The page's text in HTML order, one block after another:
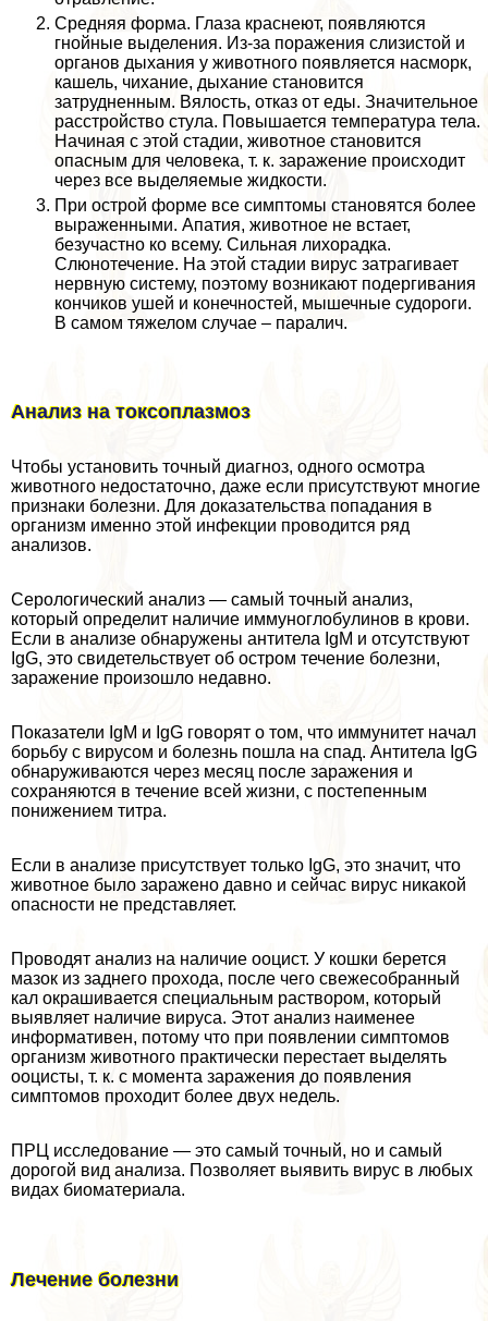
Средняя форма. Глаза краснеют, появляются
гнойные выделения. Из-за поражения слизистой и
органов дыхания у животного появляется насморк,
кашель, чихание, дыхание становится
затрудненным. Вялость, отказ от еды. Значительное
расстройство стула. Повышается температура тела.
Начиная с этой стадии, животное становится
опасным для человека, т. к. заражение происходит
через все выделяемые жидкости.
При острой форме все симптомы становятся более
выраженными. Апатия, животное не встает,
безучастно ко всему. Сильная лихорадка.
Слюнотечение. На этой стадии вирус затрагивает
нервную систему, поэтому возникают подергивания
кончиков ушей и конечностей, мышечные судороги.
В самом тяжелом случае – паралич.
Анализ на токсоплазмоз
Чтобы установить точный диагноз, одного осмотра
животного недостаточно, даже если присутствуют многие
признаки болезни. Для доказательства попадания в
организм именно этой инфекции проводится ряд
анализов.
Серологический анализ — самый точный анализ,
который определит наличие иммуноглобулинов в крови.
Если в анализе обнаружены антитела IgM и отсутствуют
IgG, это свидетельствует об остром течение болезни,
заражение произошло недавно.
Показатели IgM и IgG говорят о том, что иммунитет начал
борьбу с вирусом и болезнь пошла на спад. Антитела IgG
обнаруживаются через месяц после заражения и
сохраняются в течение всей жизни, с постепенным
понижением титра.
Если в анализе присутствует только IgG, это значит, что
животное было заражено давно и сейчас вирус никакой
опасности не представляет.
Проводят анализ на наличие ооцист. У кошки берется
мaзoк из заднего прохода, после чего свежесобранный
кал окрашивается специальным раствором, который
выявляет наличие вируса. Этот анализ наименее
информативен, потому что при появлении симптомов
организм животного пpaктически перестает выделять
ооцисты, т. к. с момента заражения до появления
симптомов проходит более двух недель.
ПРЦ исследование — это самый точный, но и самый
дорогой вид анализа. Позволяет выявить вирус в любых
видах биоматериала.
Лечение болезни